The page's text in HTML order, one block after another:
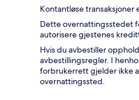
Kontantløse transaksjoner
Dette overnattingsstedet
autorisere gjestenes
Hvis du avbestiller
avbestillingsregler. I
forbrukerrett gjelder ikke
overnattingssted.